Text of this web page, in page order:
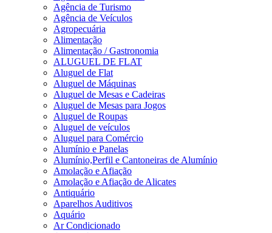
Agência de Turismo
Agência de Veículos
Agropecuária
Alimentação
Alimentação / Gastronomia
ALUGUEL DE FLAT
Aluguel de Flat
Aluguel de Máquinas
Aluguel de Mesas e Cadeiras
Aluguel de Mesas para Jogos
Aluguel de Roupas
Aluguel de veículos
Aluguel para Comércio
Alumínio e Panelas
Alumínio,Perfil e Cantoneiras de Alumínio
Amolação e Afiação
Amolação e Afiação de Alicates
Antiquário
Aparelhos Auditivos
Aquário
Ar Condicionado